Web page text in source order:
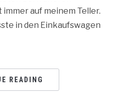
auf meinem Teller.
in den Einkaufswagen
READING